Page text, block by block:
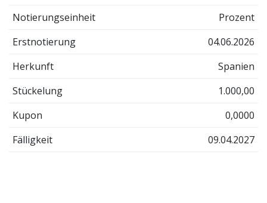
Notierungseinheit
Prozent
Erstnotierung
04.06.2026
Herkunft
Spanien
Stückelung
1.000,00
Kupon
0,0000
Fälligkeit
09.04.2027